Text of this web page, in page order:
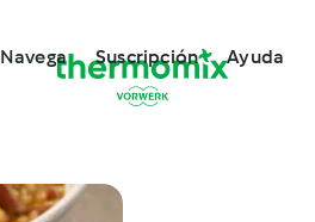
Navega Suscripción Ayuda